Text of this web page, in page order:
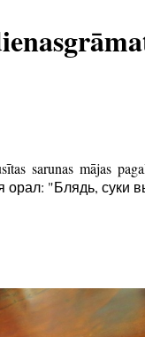
sarunas
орал: "Блядь, суки